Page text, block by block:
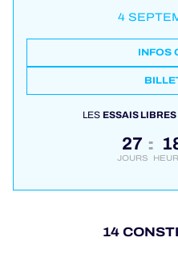
4
INFOS
LESESSAIS LIBRES
27
JOURS
:
14